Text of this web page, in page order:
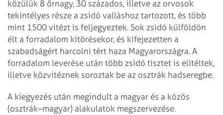
közülük 8 őr­nagy, 30 százados, illetve az orvosok
tekintélyes része a zsidó valláshoz tartozott, és több
mint 1500 vitézt is feljegyeztek. Sok zsidó külföldön
élt a forradalom kitörésekor, és kifejezetten a
szabadságért harcolni tért haza Magyarországra. A
forradalom leverése után több zsidó tisztet is elítéltek,
illetve közvitéznek soroztak be az osztrák hadseregbe.
A kiegyezés után megindult a magyar és a közös
(osztrák–magyar) alakulatok megszervezése.